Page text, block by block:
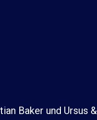
Baker und Ursus